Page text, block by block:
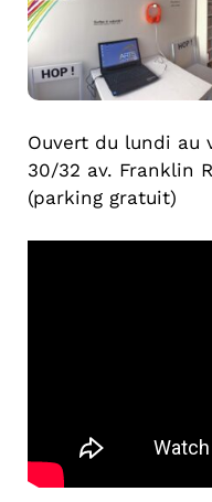
Ouvert du lundi au
30/32 av. Franklin
(parking gratuit)